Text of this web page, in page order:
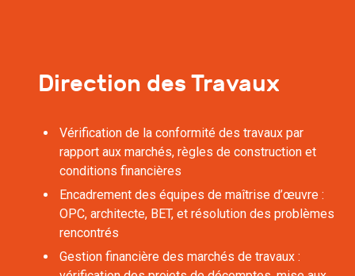
Direction des Travaux
Vérification de la conformité des travaux par
rapport aux marchés, règles de construction et
conditions financières
Encadrement des équipes de maîtrise d’œuvre :
OPC, architecte, BET, et résolution des problèmes
rencontrés
Gestion financière des marchés de travaux :